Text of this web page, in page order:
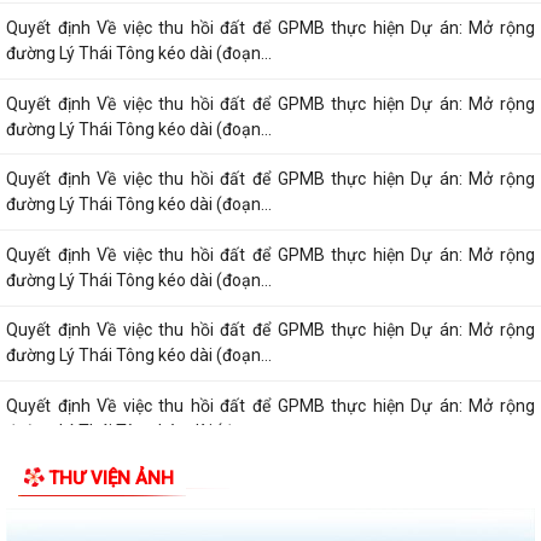
Quyết định Về việc thu hồi đất để GPMB thực hiện Dự án: Mở rộng
đường Lý Thái Tông kéo dài (đoạn...
Quyết định Về việc thu hồi đất để GPMB thực hiện Dự án: Mở rộng
đường Lý Thái Tông kéo dài (đoạn...
Quyết định Về việc thu hồi đất để GPMB thực hiện Dự án: Mở rộng
đường Lý Thái Tông kéo dài (đoạn...
Quyết định Về việc thu hồi đất để GPMB thực hiện Dự án: Mở rộng
đường Lý Thái Tông kéo dài (đoạn...
Quyết định Về việc thu hồi đất để GPMB thực hiện Dự án: Mở rộng
đường Lý Thái Tông kéo dài (đoạn...
Quyết định Về việc thu hồi đất để GPMB thực hiện Dự án: Mở rộng
đường Lý Thái Tông kéo dài (đoạn...
Quyết định Về việc thu hồi đất để GPMB thực hiện Dự án: Mở rộng
THƯ VIỆN ẢNH